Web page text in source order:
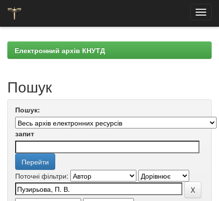
navigationЕлектронний архів КНУТД
Пошук
Пошук:
запит
Поточні фільтри: